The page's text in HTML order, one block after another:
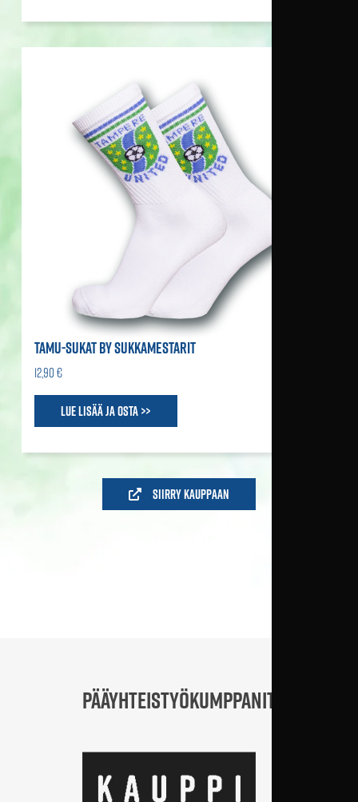
TAMU-SUKAT BY SUKKAMESTARIT
12,90 €
Lue lisää ja osta >>
Siirry kauppaan
PÄÄYHTEISTYÖKUMPPANIT